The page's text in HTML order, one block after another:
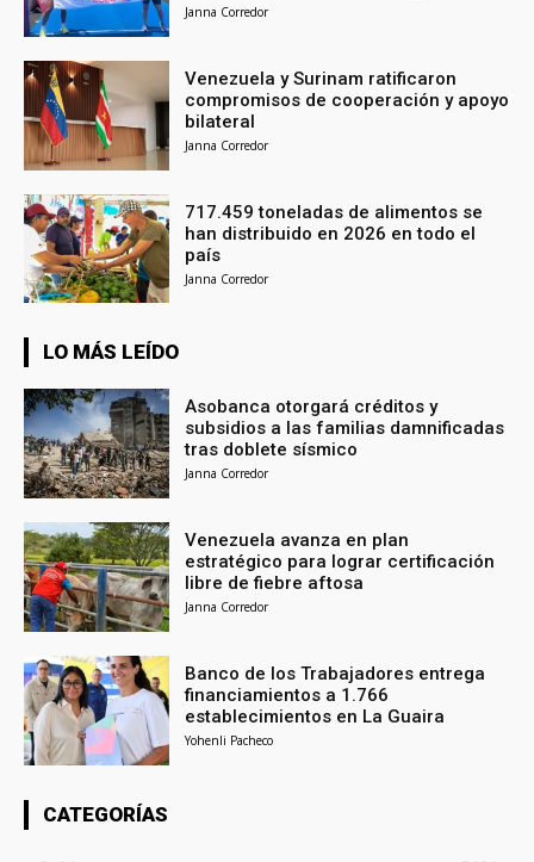
Janna Corredor
Venezuela y Surinam ratificaron
compromisos de cooperación y apoyo
bilateral
Janna Corredor
717.459 toneladas de alimentos se
han distribuido en 2026 en todo el
país
Janna Corredor
LO MÁS LEÍDO
Asobanca otorgará créditos y
subsidios a las familias damnificadas
tras doblete sísmico
Janna Corredor
Venezuela avanza en plan
estratégico para lograr certificación
libre de fiebre aftosa
Janna Corredor
Banco de los Trabajadores entrega
financiamientos a 1.766
establecimientos en La Guaira
Yohenli Pacheco
CATEGORÍAS